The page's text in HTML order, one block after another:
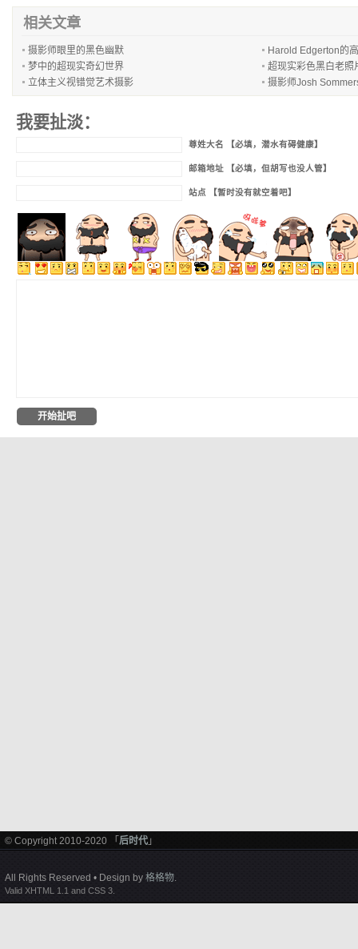
相关文章
摄影师眼里的黑色幽默
Harold Edgerton的
梦中的超现实奇幻世界
超现实彩色黑白老照
立体主义视错觉艺术摄影
摄影师Josh
我要扯淡：
尊姓大名 【必填，潜水有碍健康】
邮箱地址 【必填，但胡写也没人管】
站点 【暂时没有就空着吧】
© Copyright 2010-2020 「 后时代 」
All Rights Reserved • Design by 格格物.
Valid XHTML 1.1 and CSS 3.